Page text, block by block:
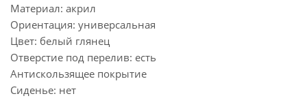
Материал: акрил
Ориентация: универсальная
Цвет: белый глянец
Отверстие под перелив: есть
Антискользящее покрытие
Сиденье: нет